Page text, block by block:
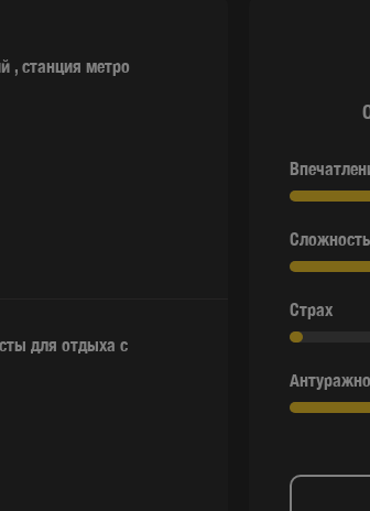
, станция метро
для отдыха с
Сложность
Страх